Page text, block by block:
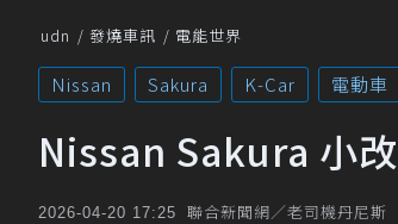
udn 發燒車訊 電能世界
Nissan Sakura K-Car 電動車
Nissan Sakura 小
2026-04-20 17:25 聯合新聞網／老司機丹尼斯